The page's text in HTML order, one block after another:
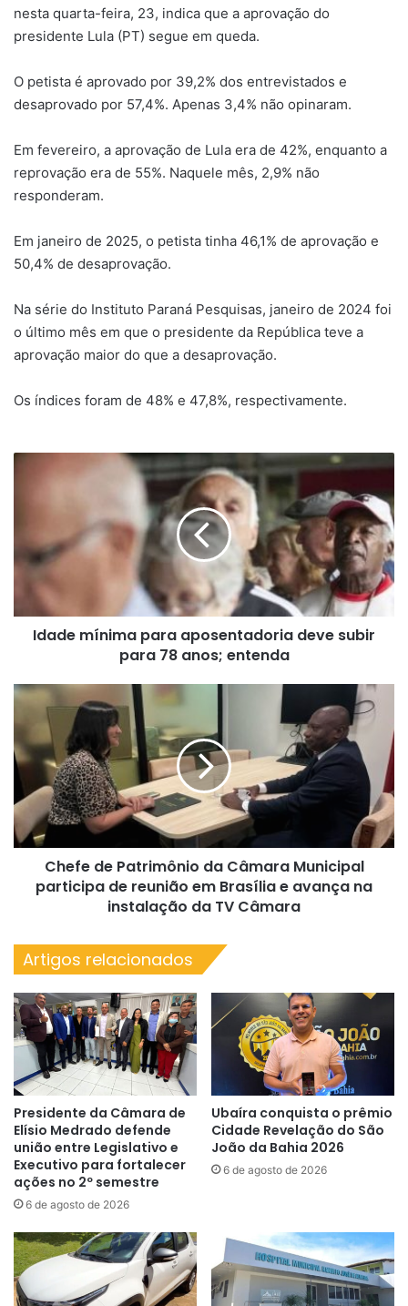
nesta quarta-feira, 23, indica que a aprovação do
presidente Lula (PT) segue em queda.
O petista é aprovado por 39,2% dos entrevistados e
desaprovado por 57,4%. Apenas 3,4% não opinaram.
Em fevereiro, a aprovação de Lula era de 42%, enquanto a
reprovação era de 55%. Naquele mês, 2,9% não
responderam.
Em janeiro de 2025, o petista tinha 46,1% de aprovação e
50,4% de desaprovação.
Na série do Instituto Paraná Pesquisas, janeiro de 2024 foi
o último mês em que o presidente da República teve a
aprovação maior do que a desaprovação.
Os índices foram de 48% e 47,8%, respectivamente.
Idade
subir
anos;
entenda
Idade mínima para aposentadoria deve subir
para 78 anos; entenda
Chefe
Patrimônio
da
Câmara
Municipal
participa
de
reunião
Brasília
instalação
da
TV
Câmara
Chefe de Patrimônio da Câmara Municipal
participa de reunião em Brasília e avança na
instalação da TV Câmara
Artigos relacionados
Presidente da Câmara de
Elísio Medrado defende
união entre Legislativo e
Executivo para fortalecer
ações no 2º semestre
6 de agosto de 2026
Ubaíra conquista o prêmio
Cidade Revelação do São
João da Bahia 2026
6 de agosto de 2026